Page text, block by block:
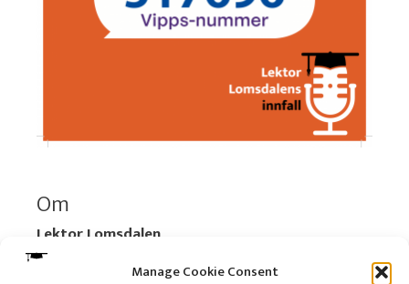
Manage Cookie Consent
Om
Lektor Lomsdalen
Organisasjonsnummer:
920 712 312 MVA